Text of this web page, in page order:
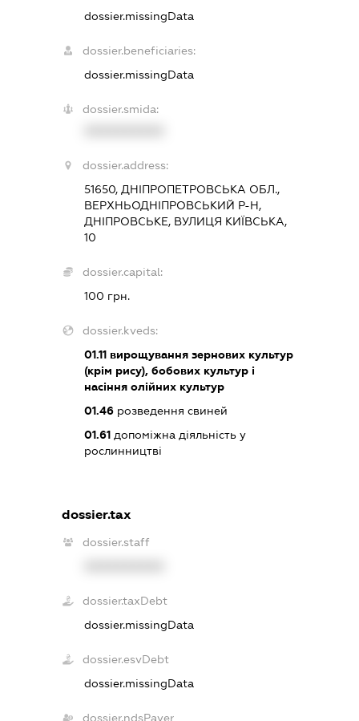
dossier.missingData
dossier.beneficiaries:
dossier.missingData
dossier.smida:
dossier.address:
51650, ДНІПРОПЕТРОВСЬКА ОБЛ.,
ВЕРХНЬОДНІПРОВСЬКИЙ Р-Н,
ДНІПРОВСЬКЕ, ВУЛИЦЯ КИЇВСЬКА,
10
dossier.capital:
100 грн.
dossier.kveds:
01.11 вирощування зернових культур
(крім рису), бобових культур і
насіння олійних культур
01.46 розведення свиней
01.61 допоміжна діяльність у
рослинництві
dossier.tax
dossier.staff
dossier.taxDebt
dossier.missingData
dossier.esvDebt
dossier.missingData
dossier.ndsPayer